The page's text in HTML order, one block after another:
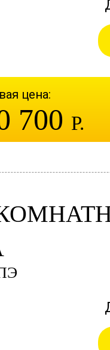
цена:
700 Р.